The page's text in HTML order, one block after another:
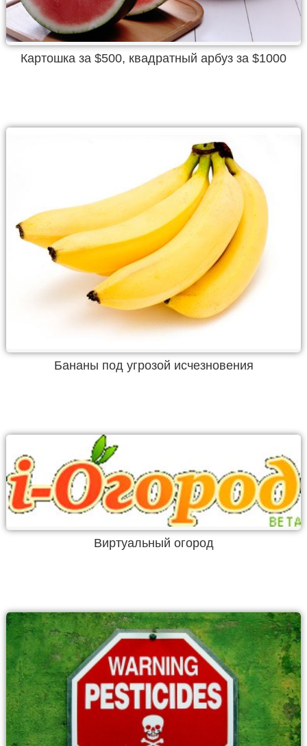
Картошка за $500, квадратный арбуз за $1000
Бананы под угрозой исчезновения
Виртуальный огород